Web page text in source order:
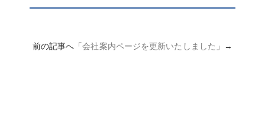
前の記事へ「会社案内ページを更新いたしました 」→